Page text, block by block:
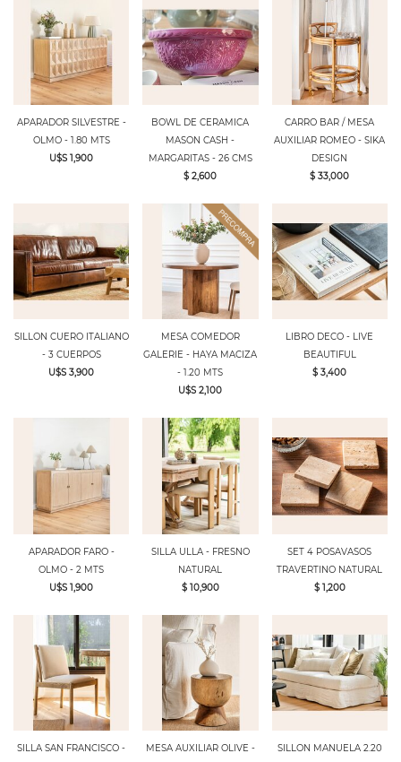
APARADOR SILVESTRE -
OLMO - 1.80 MTS
U$S 1,900
BOWL DE CERAMICA
MASON CASH -
MARGARITAS - 26 CMS
$ 2,600
CARRO BAR / MESA
AUXILIAR ROMEO - SIKA
DESIGN
$ 33,000
SILLON CUERO ITALIANO
- 3 CUERPOS
U$S 3,900
MESA COMEDOR
GALERIE - HAYA MACIZA
- 1.20 MTS
U$S 2,100
LIBRO DECO - LIVE
BEAUTIFUL
$ 3,400
APARADOR FARO -
OLMO - 2 MTS
U$S 1,900
SILLA ULLA - FRESNO
NATURAL
$ 10,900
SET 4 POSAVASOS
TRAVERTINO NATURAL
$ 1,200
SILLA SAN FRANCISCO -
MESA AUXILIAR OLIVE -
SILLON MANUELA 2.20